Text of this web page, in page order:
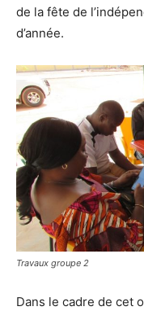
de la fête de
d’année.
Travaux groupe 2
Dans le cadre de cet